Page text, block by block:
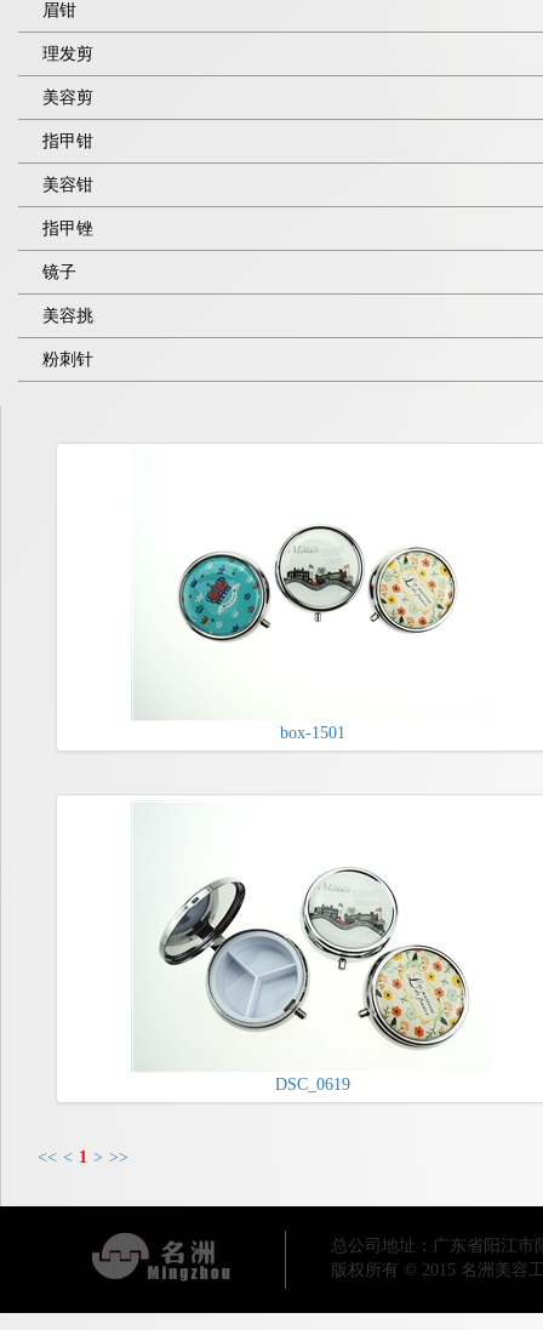
眉钳
理发剪
美容剪
指甲钳
美容钳
指甲锉
镜子
美容挑
粉刺针
box-1501
DSC_0619
<< < 1 > >>
总公司地址：广东省阳江市
版权所有 © 2015 名洲美容